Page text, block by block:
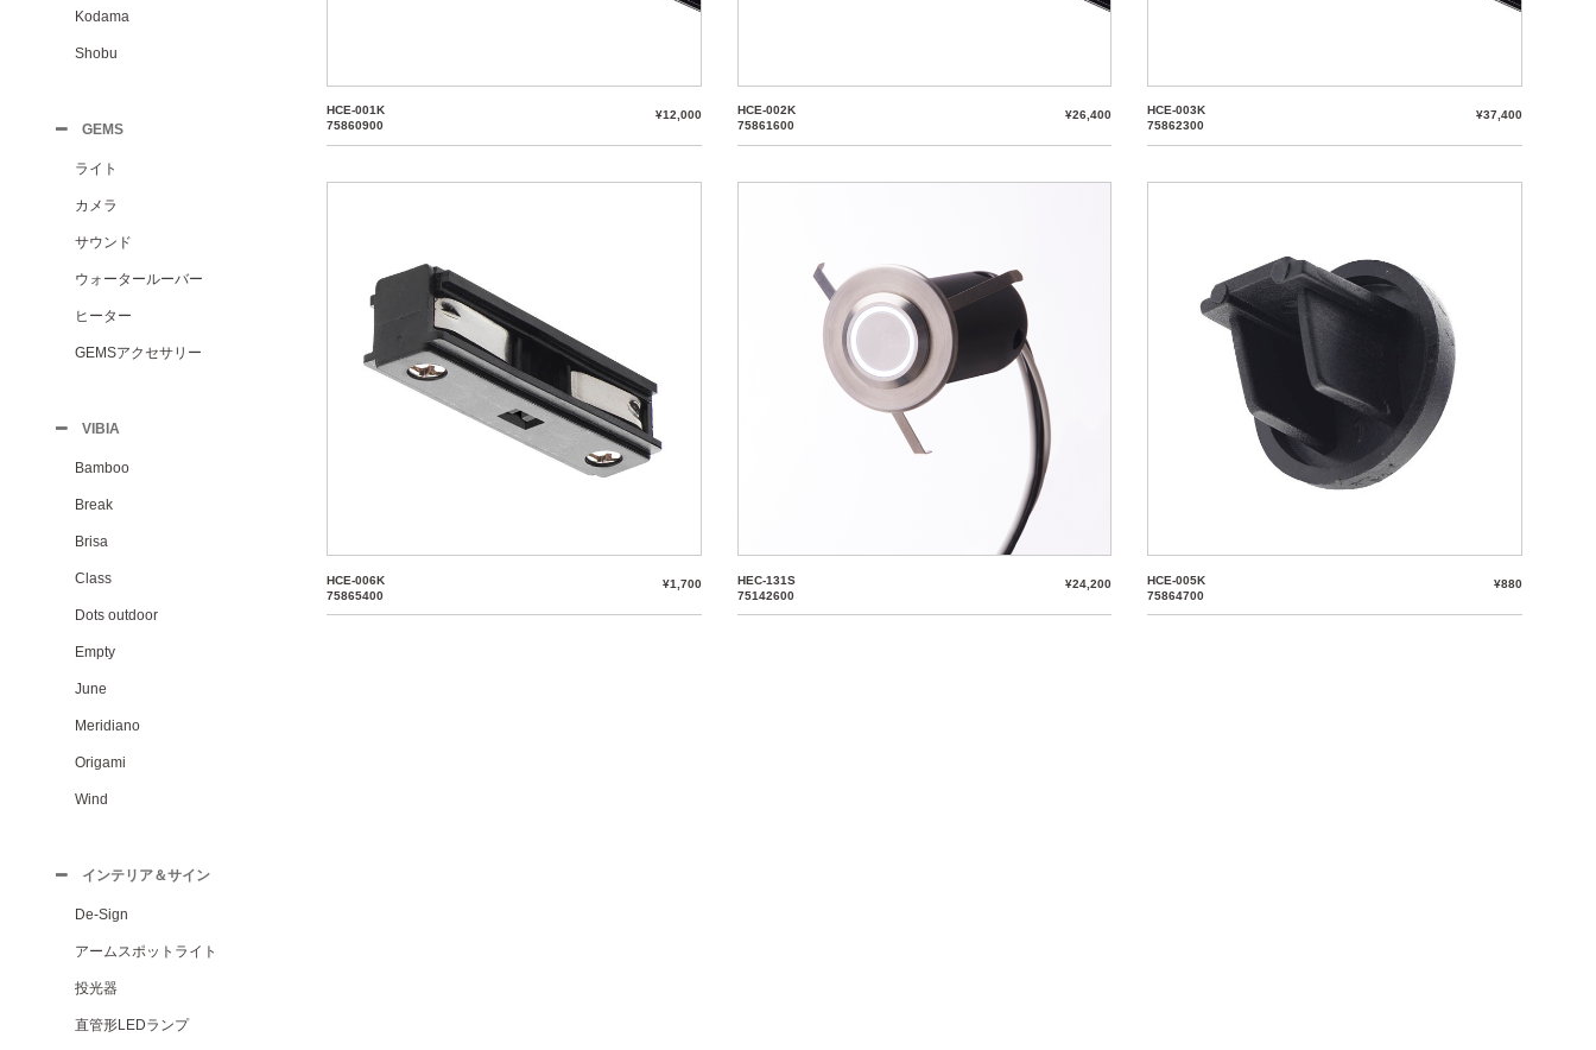
Kodama
Shobu
GEMS
ライト
カメラ
サウンド
ウォータールーバー
ヒーター
GEMSアクセサリー
VIBIA
Bamboo
Break
Brisa
Class
Dots outdoor
Empty
June
Meridiano
Origami
Wind
インテリア＆サイン
De-Sign
アームスポットライト
投光器
直管形LEDランプ
HCE-001K
75860900
¥12,000
HCE-002K
75861600
¥26,400
HCE-003K
75862300
¥37,400
HCE-006K
75865400
¥1,700
HEC-131S
75142600
¥24,200
HCE-005K
75864700
¥880